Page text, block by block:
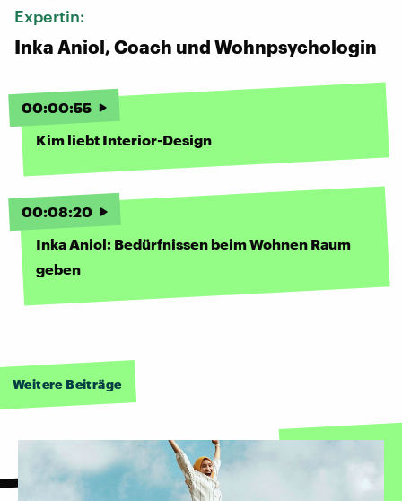
Expertin:
Inka Aniol, Coach und Wohnpsychologin
00:00:55
Kim liebt Interior-Design
00:08:20
Inka Aniol: Bedürfnissen beim Wohnen Raum
geben
Weitere Beiträge